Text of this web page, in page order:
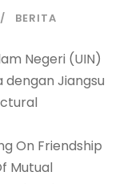
BERITA
Negeri (UIN)
Jiangsu
On Friendship
Mutual